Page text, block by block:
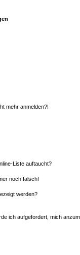
mehr anmelden?!
Liste auftaucht?
noch falsch!
werden?
ich aufgefordert, mich